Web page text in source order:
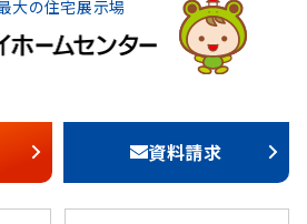
大の住宅展示場
資料請求